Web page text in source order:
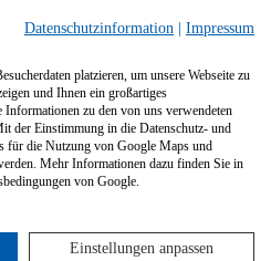
Datenschutzinformation
Impressum
platzieren, um unsere Webseite zu
und Ihnen ein großartiges
Informationen zu den von uns verwendeten
der Einstimmung in die Datenschutz- und
für die Nutzung von Google Maps und
Mehr Informationen dazu finden Sie in
von Google.
Einstellungen anpassen